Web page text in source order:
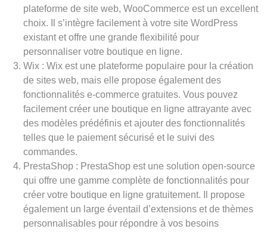
plateforme de site web, WooCommerce est un excellent
choix. Il s’intègre facilement à votre site WordPress
existant et offre une grande flexibilité pour
personnaliser votre boutique en ligne.
Wix : Wix est une plateforme populaire pour la création
de sites web, mais elle propose également des
fonctionnalités e-commerce gratuites. Vous pouvez
facilement créer une boutique en ligne attrayante avec
des modèles prédéfinis et ajouter des fonctionnalités
telles que le paiement sécurisé et le suivi des
commandes.
PrestaShop : PrestaShop est une solution open-source
qui offre une gamme complète de fonctionnalités pour
créer votre boutique en ligne gratuitement. Il propose
également un large éventail d’extensions et de thèmes
personnalisables pour répondre à vos besoins